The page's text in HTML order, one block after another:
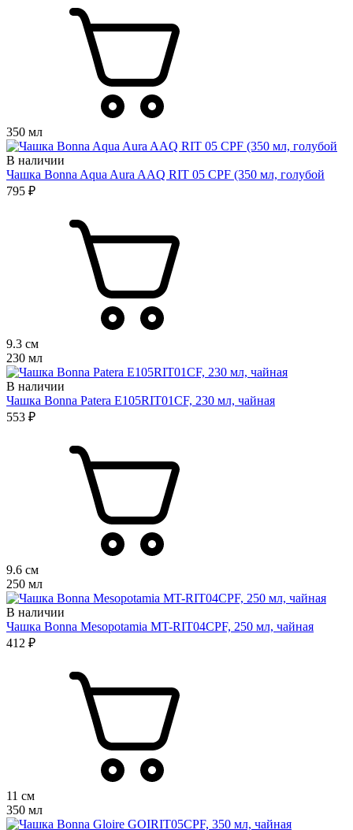
350 мл
В наличии
Чашка Bonna Aqua Aura AAQ RIT 05 CPF (350 мл, голубой
795 ₽
9.3 см
230 мл
В наличии
Чашка Bonna Patera E105RIT01CF, 230 мл, чайная
553 ₽
9.6 см
250 мл
В наличии
Чашка Bonna Mesopotamia MT-RIT04CPF, 250 мл, чайная
412 ₽
11 см
350 мл